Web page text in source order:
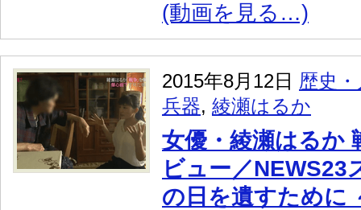
(動画を見る…)
2015年8月12日 歴史
兵器, 綾瀬はるか
女優・綾瀬はるか
ビュー／NEWS23
の日を遺すために